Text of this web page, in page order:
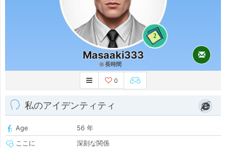
2
Masaaki333
長時間
0
私のアイデンティティ
Age
56 年
ここに
深刻な関係